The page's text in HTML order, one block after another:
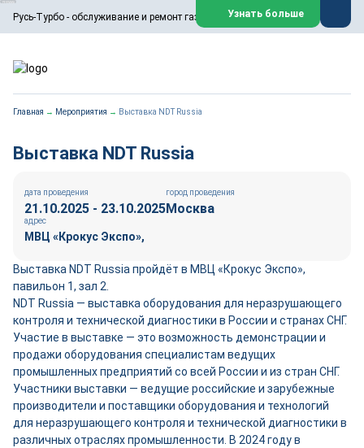
Русь-Турбо - обслуживание и ремонт газовых паровых турбин
ООО «Русь-Турбо» занимается сервисом газовых и паровых
турбин, комплексным ремонтом, восстановлением,
техническим обслуживанием оборудования ТЭС,
работают на нефтегазовых, нефтехимических,
металлургических и других предприятиях.
Реклама. ООО «Русь-Турбо», ИНН 7802588950
Перейти на сайт
Узнать больше
Главная → Мероприятия → Выставка NDT Russia
Выставка NDT Russia
дата проведения
21.10.2025 - 23.10.2025
город проведения
Москва
адрес
МВЦ «Крокус Экспо»,
Выставка NDT Russia пройдёт в МВЦ «Крокус Экспо»,
павильон 1, зал 2.
NDT Russia — выставка оборудования для неразрушающего
контроля и технической диагностики в России и странах СНГ.
Участие в выставке — это возможность демонстрации и
продажи оборудования специалистам ведущих
промышленных предприятий со всей России и из стран СНГ.
Участники выставки — ведущие российские и зарубежные
производители и поставщики оборудования и технологий
для неразрушающего контроля и технической диагностики в
различных отраслях промышленности. В 2024 году в